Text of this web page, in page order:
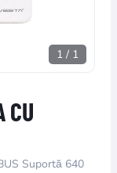
1 / 1
CU
Suportă 640